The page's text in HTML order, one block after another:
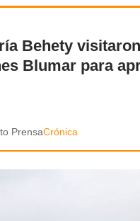
Behety
Blumar para
PrensaCrónica